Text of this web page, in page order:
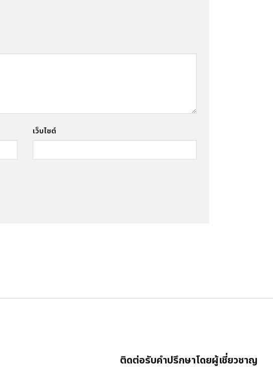
เว็บไซต์
ติดต่อรับคำปรึกษาโดยผู้เชี่ยวชาญ